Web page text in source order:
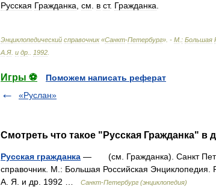
Русская Гражданка см в ст. Гражданка
Энциклопедический справочник«Санкт-Петербург». - М : Большая
А Я и др 1992
Игры ⚽
Поможем написать реферат
«Руслан»
Смотреть что такое "Русская Гражданка" в
Русская гражданка — (см. Гражданка). Санкт
справочник. М.: Большая Российская Энциклопедия.
А. Я. и др. 1992 …
Санкт-Петербург (энциклопедия)